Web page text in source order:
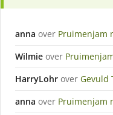
anna over Pruimenjam
Wilmie over
HarryLohr over Gevuld
anna over Pruimenjam